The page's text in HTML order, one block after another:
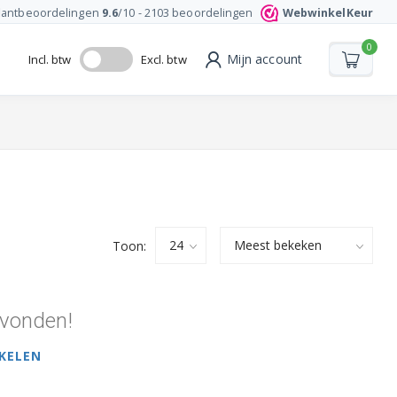
9.6/10 -2103 beoordelingen WebwinkelKeur
Incl. btw Excl. btw Mijn account
0
Toon: